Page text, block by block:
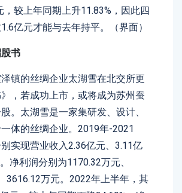
，较上年同期上升11.83%，因此四
亿元才能与去年持平。（界面）
书
镇的丝绸企业太湖雪在北交所更
，若成功上市，或将成为苏州蚕
。太湖雪是一家集研发、设计、
体的丝绸企业。2019年-2021
实现营业收入2.36亿元、3.11亿
净利润分别为1170.32万元、
3616.12万元。2022年上半年，其